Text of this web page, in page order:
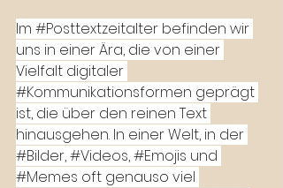
Im #Posttextzeitalter befinden wir
uns in einer Ära, die von einer
Vielfalt digitaler
#Kommunikationsformen geprägt
ist, die über den reinen Text
hinausgehen. In einer Welt, in der
#Bilder, #Videos, #Emojis und
#Memes oft genauso viel